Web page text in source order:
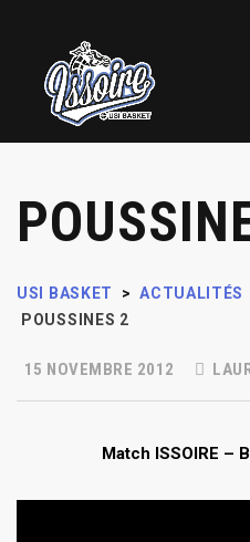
USI BASKET > ACTUALITÉS
POUSSINES 2
15 NOVEMBRE 2012
Match ISSOIRE –